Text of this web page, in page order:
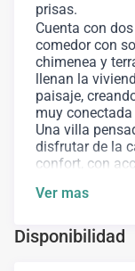
prisas.
Cuenta con
comedor con
chimenea y
llenan la
paisaje,
muy
Una villa
disfrutar de la
confort, con
Fianza: 300€
Ver mas
Disponibilidad